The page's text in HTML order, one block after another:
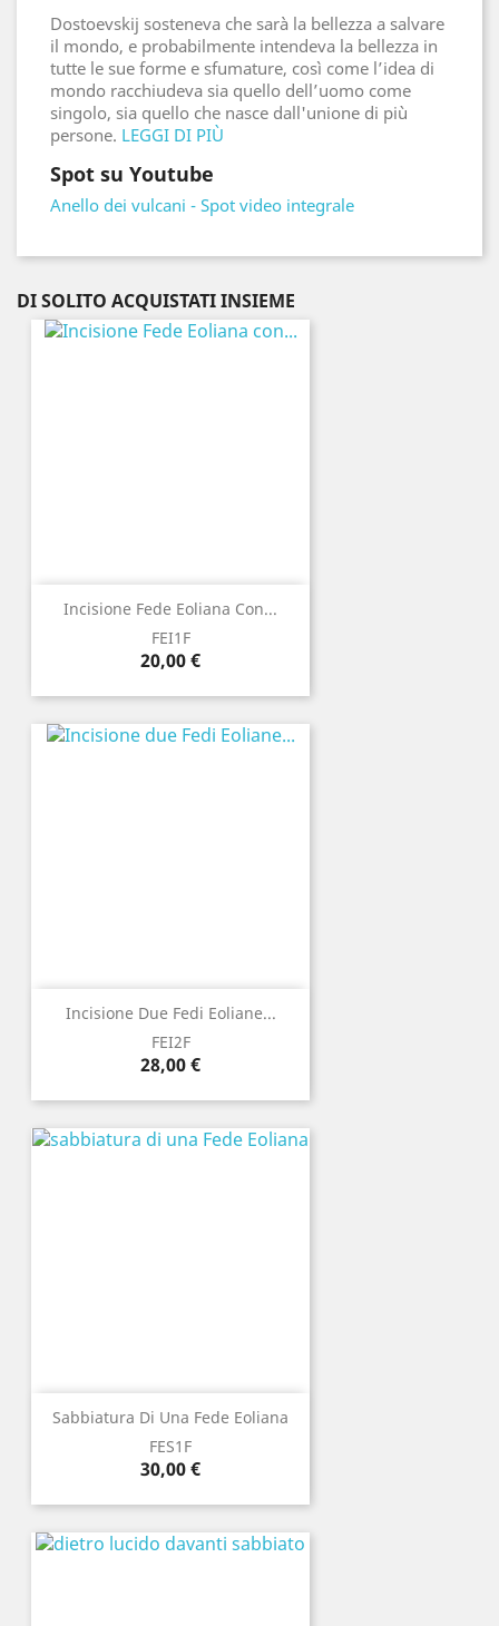
Dostoevskij sosteneva che sarà la bellezza a salvare
il mondo, e probabilmente intendeva la bellezza in
tutte le sue forme e sfumature, così come l’idea di
mondo racchiudeva sia quello dell’uomo come
singolo, sia quello che nasce dall'unione di più
persone. LEGGI DI PIÙ
Spot su Youtube
Anello dei vulcani - Spot video integrale
DI SOLITO ACQUISTATI INSIEME
Incisione Fede Eoliana Con...
FEI1F
Prezzo
20,00 €
Incisione Due Fedi Eoliane...
FEI2F
Prezzo
28,00 €
Sabbiatura Di Una Fede Eoliana
FES1F
Prezzo
30,00 €